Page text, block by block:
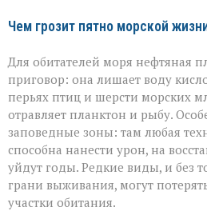
Чем грозит пятно морской
Для обитателей моря нефтяная
приговор: она лишает воду
перьях птиц и шерсти морских
отравляет планктон и рыбу.
заповедные зоны: там любая
способна нанести урон, на
уйдут годы. Редкие виды, и без
грани выживания, могут
участки обитания.